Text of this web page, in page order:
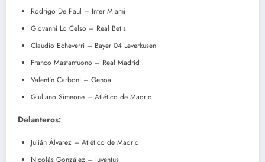
Rodrigo De Paul – Inter Miami
Giovanni Lo Celso – Real Betis
Claudio Echeverri – Bayer 04 Leverkusen
Franco Mastantuono – Real Madrid
Valentín Carboni – Genoa
Giuliano Simeone – Atlético de Madrid
Delanteros:
Julián Álvarez – Atlético de Madrid
Nicolás González – Juventus